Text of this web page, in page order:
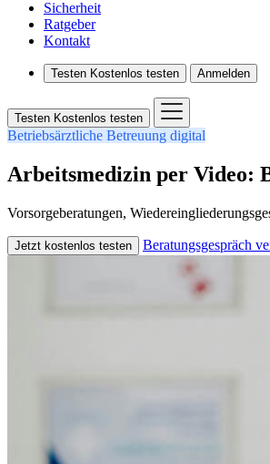
Sicherheit
Ratgeber
Kontakt
Testen Kostenlos testen Anmelden
Testen Kostenlos testen
Betriebsärztliche Betreuung digital
Arbeitsmedizin per Video:
Vorsorgeberatungen,
Jetzt kostenlos testen Beratungsgespräch